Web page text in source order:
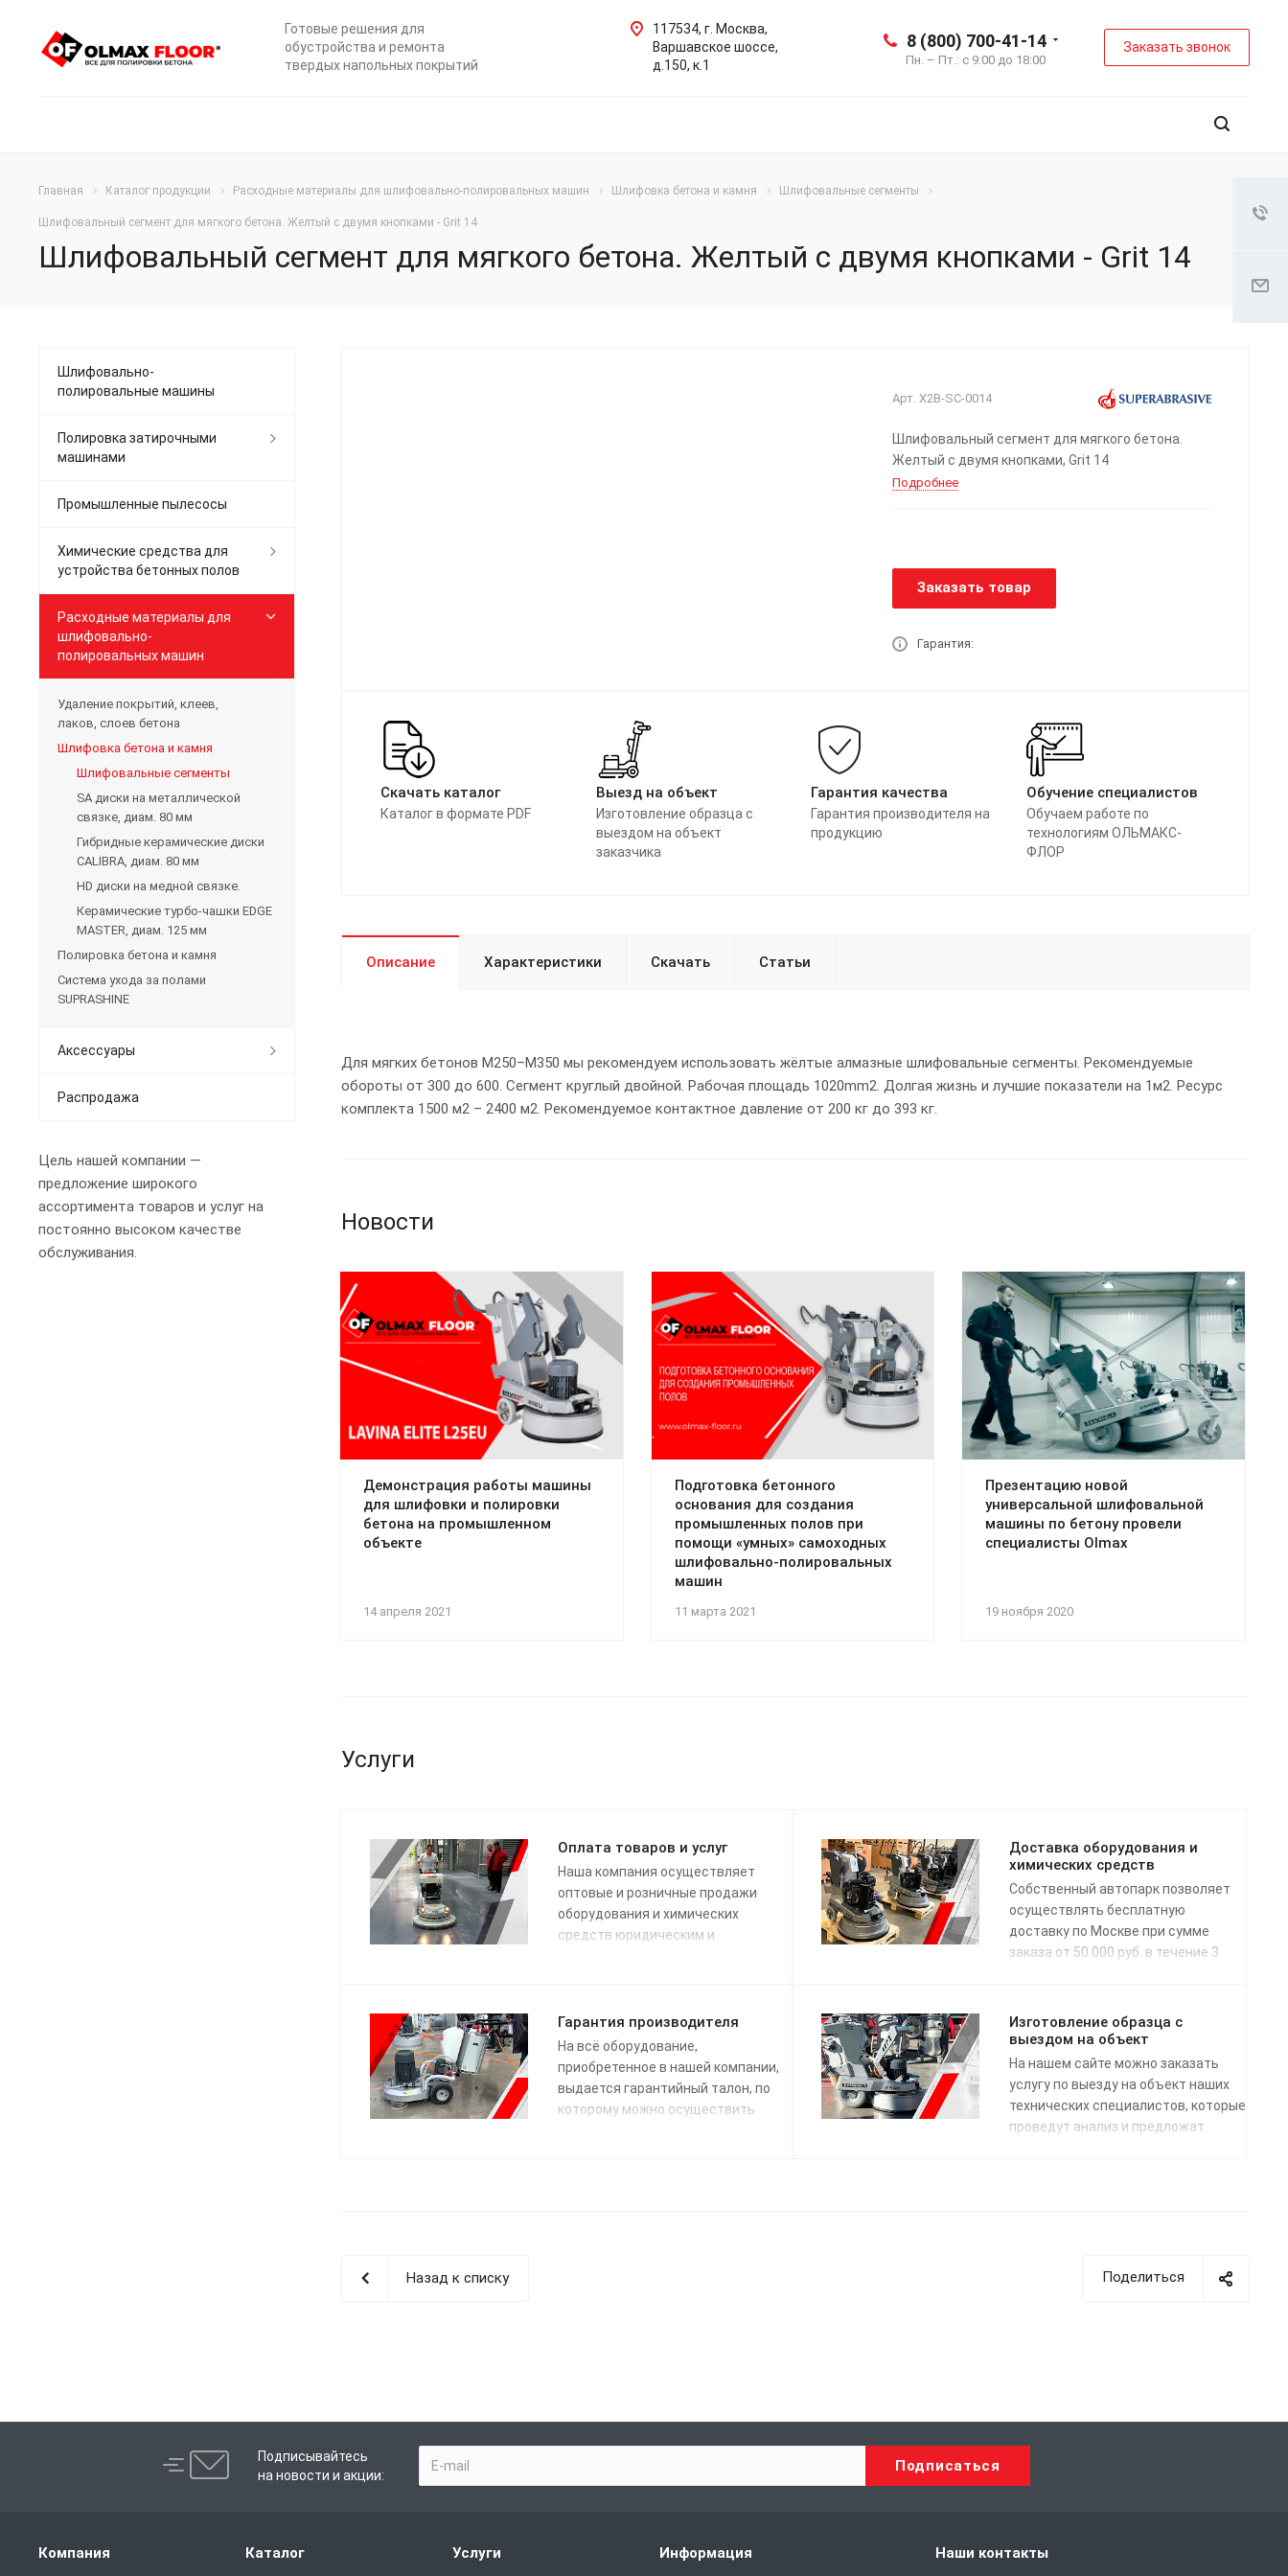
Готовые решения для
обустройства и ремонта
твердых напольных покрытий
8 (800) 700-41-14
Пн. – Пт.: с 9:00 до 18:00
Заказать звонок
117534, г. Москва,
Варшавское шоссе,
д.150, к.1
Главная Каталог продукции Расходные материалы для шлифовально-полировальных машин Шлифовка бетона и камня Шлифовальные сегменты
Шлифовальный сегмент для мягкого бетона. Желтый с двумя кнопками - Grit 14
Шлифовальный сегмент для мягкого бетона. Желтый с двумя кнопками - Grit 14
Арт. X2B-SC-0014
Шлифовальный сегмент для мягкого бетона.
Желтый с двумя кнопками, Grit 14
Подробнее
Заказать товар
Гарантия:
Скачать каталог
Каталог в формате PDF
Выезд на объект
Изготовление образца с
выездом на объект
заказчика
Гарантия качества
Гарантия производителя на
продукцию
Обучение специалистов
Обучаем работе по
технологиям ОЛЬМАКС-
ФЛОР
Описание Характеристики Скачать Статьи
Для мягких бетонов М250–М350 мы рекомендуем использовать жёлтые алмазные шлифовальные сегменты. Рекомендуемые
обороты от 300 до 600. Сегмент круглый двойной. Рабочая площадь 1020mm2. Долгая жизнь и лучшие показатели на 1м2. Ресурс
комплекта 1500 м2 – 2400 м2. Рекомендуемое контактное давление от 200 кг до 393 кг.
Новости
14 апреля 2021
Демонстрация работы машины
для шлифовки и полировки
бетона на промышленном
объекте
11 марта 2021
Подготовка бетонного
основания для создания
промышленных полов при
помощи «умных» самоходных
шлифовально-полировальных
машин
19 ноября 2020
Презентацию новой
универсальной шлифовальной
машины по бетону провели
специалисты Olmax
Услуги
Оплата товаров и услуг
Наша компания осуществляет
оптовые и розничные продажи
оборудования и химических
средств юридическим и
Доставка оборудования и
химических средств
Собственный автопарк позволяет
осуществлять бесплатную
доставку по Москве при сумме
заказа от 50 000 руб. в течение 3
осуществляется одной из
транспортных компаний (на выбор)
в соответствии с графиком
отправки.
Гарантия производителя
На всё оборудование,
приобретенное в нашей компании,
выдается гарантийный талон, по
которому можно осуществить
Изготовление образца с
выездом на объект
На нашем сайте можно заказать
услугу по выезду на объект наших
технических специалистов, которые
проведут анализ и предложат
Поделиться
Назад к списку
Шлифовально-
полировальные машины
Полировка затирочными
машинами
Промышленные пылесосы
Химические средства для
устройства бетонных полов
Расходные материалы для
шлифовально-
полировальных машин
Удаление покрытий, клеев,
лаков, слоев бетона
Шлифовка бетона и камня
Шлифовальные сегменты
SA диски на металлической
связке, диам. 80 мм
Гибридные керамические диски
CALIBRA, диам. 80 мм
HD диски на медной связке.
Керамические турбо-чашки EDGE
MASTER, диам. 125 мм
Полировка бетона и камня
Система ухода за полами
SUPRASHINE
Аксессуары
Распродажа
Цель нашей компании —
предложение широкого
ассортимента товаров и услуг на
постоянно высоком качестве
обслуживания.
Подписывайтесь
на новости и акции:
Компания Каталог Услуги Информация Наши контакты